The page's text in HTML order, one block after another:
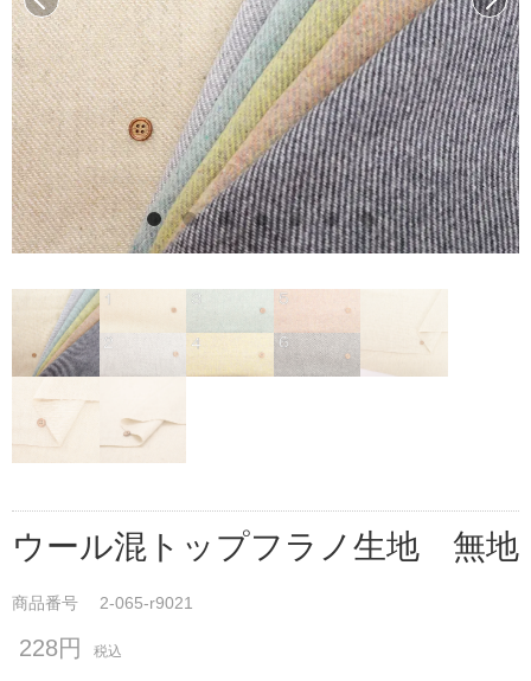
前へ 次へ
ウール混トップフラノ生地 無地
商品番号 2-065-r9021
228円 税込